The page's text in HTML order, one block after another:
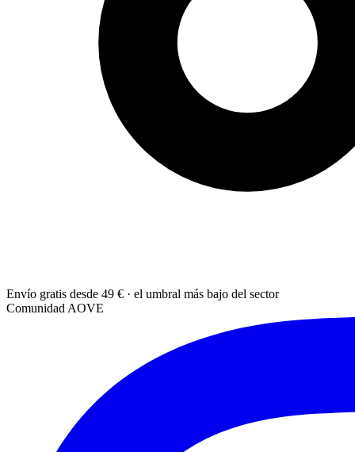
Envío gratis desde 49 € · el umbral más bajo del sector
Comunidad AOVE